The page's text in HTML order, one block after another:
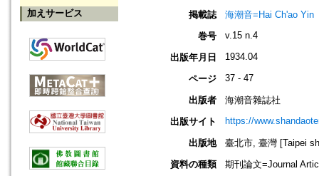
加えサービス
掲載誌
海潮音=Hai Ch'ao Yin
巻号
v.15 n.4
出版年月日 1934.04
ページ 37 - 47
出版者
海潮音雜誌社
出版サイト
https://
出版地
臺北市, 臺灣 [Taipei
資料の種類
期刊論文=Journal